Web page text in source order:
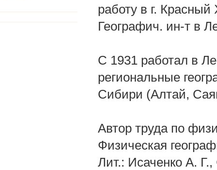
работу в г.
Географич. ин-т в
С 1931 работал в
региональные
Сибири (Алтай,
Автор труда по
Физическая
Лит.: Исаченко А.